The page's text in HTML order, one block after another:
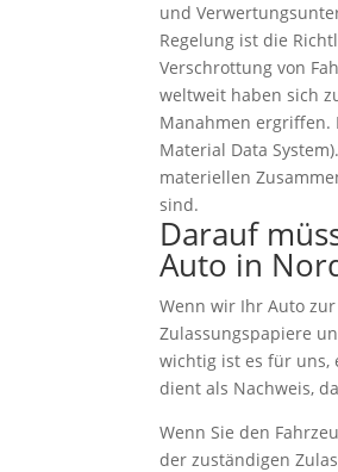
und
Regelung ist die
Verschrottung von
weltweit haben sich
Manahmen ergriffen.
Material Data
materiellen
sind.
Darauf
Auto in
Wenn wir Ihr Auto
Zulassungspapiere
wichtig ist es für uns,
dient als Nachweis,
Wenn Sie den
der zuständigen